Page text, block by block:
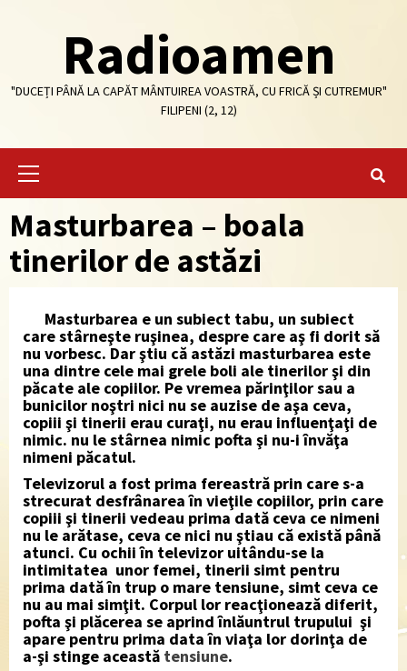
Radioamen
"DUCEȚI PÂNĂ LA CAPĂT MÂNTUIREA VOASTRĂ, CU FRICĂ ȘI CUTREMUR"
FILIPENI (2, 12)
Primary
Masturbarea – boala
tinerilor de astăzi
Masturbarea e un subiect tabu, un subiect
care stârneşte ruşinea, despre care aş fi dorit să
nu vorbesc. Dar ştiu că astăzi masturbarea este
una dintre cele mai grele boli ale tinerilor şi din
păcate ale copiilor. Pe vremea părinţilor sau a
bunicilor noştri nici nu se auzise de aşa ceva,
copiii şi tinerii erau curaţi, nu erau influenţaţi de
nimic. nu le stârnea nimic pofta şi nu-i învăţa
nimeni păcatul.
Televizorul a fost prima fereastră prin care s-a
strecurat desfrânarea în vieţile copiilor, prin care
copiii şi tinerii vedeau prima dată ceva ce nimeni
nu le arătase, ceva ce nici nu ştiau că există până
atunci. Cu ochii în televizor uitându-se la
intimitatea unor femei, tinerii simt pentru
prima dată în trup o mare tensiune, simt ceva ce
nu au mai simţit. Corpul lor reacţionează diferit,
pofta şi plăcerea se aprind înlăuntrul trupului şi
apare pentru prima data în viaţa lor dorinţa de
a-şi stinge această tensiune.